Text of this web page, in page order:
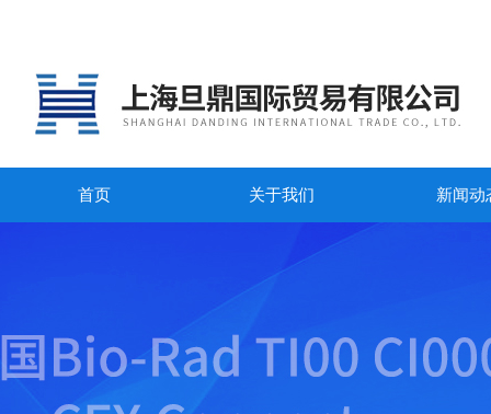
首页 关于我们 新闻动